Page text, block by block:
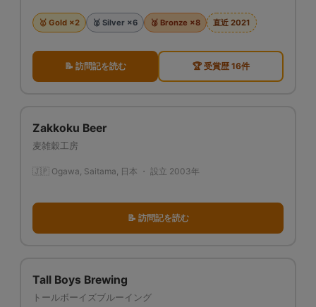
🥇 Gold ×2 🥈 Silver ×6 🥉 Bronze ×8 直近 2021
📝 訪問記を読む 🏆 受賞歴 16件
Zakkoku Beer
麦雑穀工房
🇯🇵 Ogawa, Saitama, 日本 ・ 設立 2003年
📝 訪問記を読む
Tall Boys Brewing
トールボーイズブルーイング